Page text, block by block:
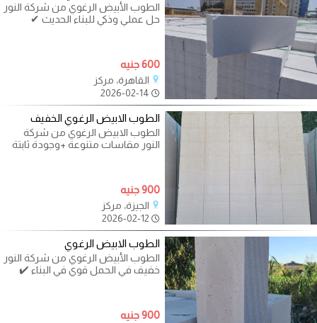
الطوب الأبيض الرغوي من شركة النور
حل عملي وذكي للبناء الحديث ✔
600 جنيه
القاهرة، مركز
الطوب الابيض الرغوي الخفيف
الطوب الابيض الرغوي من شركة
النور مقاسات متنوعة +وجودة ثابتة
900 جنيه
الجيزة، مركز
الطوب الابيض الرغوي
الطوب الأبيض الرغوي من شركة النور
خفيف في الحمل قوي في البناء ✔️
900 جنيه